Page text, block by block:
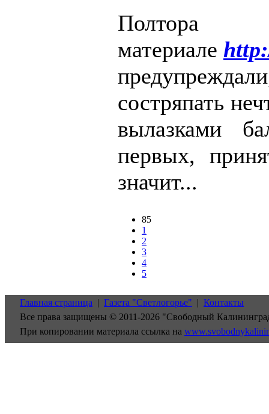
материале
состряпать
вылазками
первых,
значит...
85
1
2
3
4
5
Главная страница | Газета "Светлогорье" | Контакты
Все права защищены © 2011-2026 "Свободный
При копировании материала ссылка на